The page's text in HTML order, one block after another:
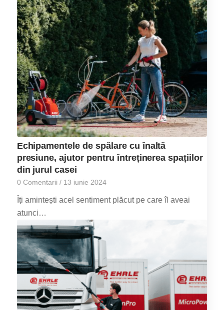
Echipamentele de spălare cu înaltă
presiune, ajutor pentru întreținerea spațiilor
din jurul casei
0 Comentarii / 13 iunie 2024
Îți amintești acel sentiment plăcut pe care îl aveai
atunci…